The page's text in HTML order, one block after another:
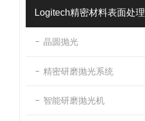
Logitech精密材料表面处理
晶圆抛光
精密研磨抛光系统
智能研磨抛光机